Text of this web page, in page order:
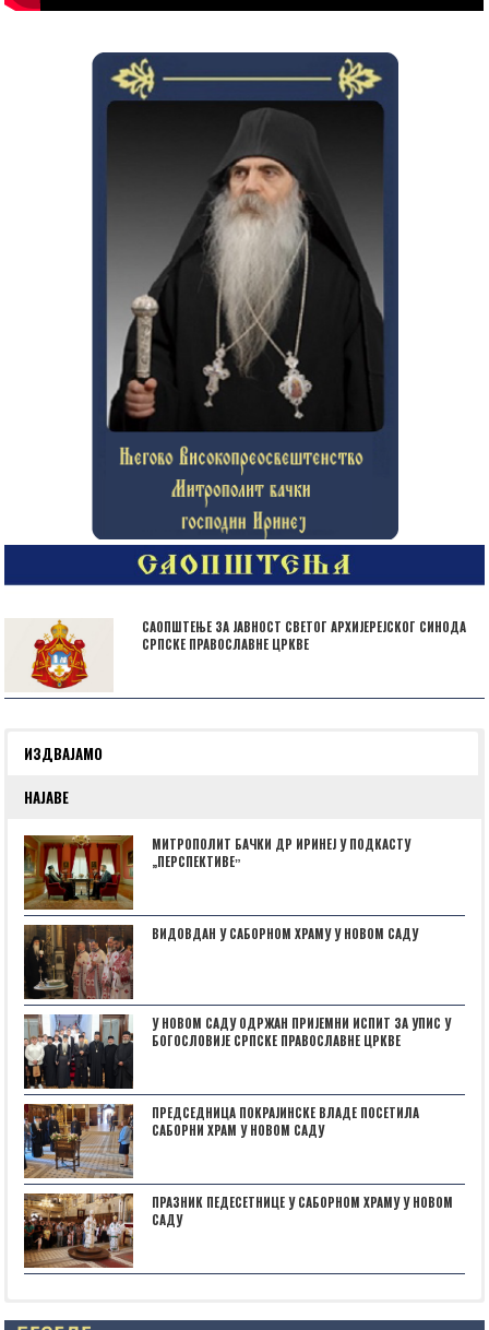
САОПШТЕЊЕ ЗА ЈАВНОСТ СВЕТОГ АРХИЈЕРЕЈСКОГ СИНОДА
СРПСКЕ ПРАВОСЛАВНЕ ЦРКВЕ
ИЗДВАЈАМО
НАЈАВЕ
МИТРОПОЛИТ БАЧКИ ДР ИРИНЕЈ У ПОДКАСТУ
„ПЕРСПЕКТИВЕˮ
ВИДОВДАН У САБОРНОМ ХРАМУ У НОВОМ САДУ
У НОВОМ САДУ ОДРЖАН ПРИЈЕМНИ ИСПИТ ЗА УПИС У
БОГОСЛОВИЈЕ СРПСКЕ ПРАВОСЛАВНЕ ЦРКВЕ
ПРЕДСЕДНИЦА ПОКРАЈИНСКЕ ВЛАДЕ ПОСЕТИЛА
САБОРНИ ХРАМ У НОВОМ САДУ
ПРАЗНИК ПЕДЕСЕТНИЦЕ У САБОРНОМ ХРАМУ У НОВОМ
САДУ
Posts not found